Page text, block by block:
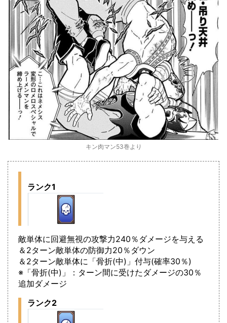
キン肉マン53巻より
ランク1
敵単体に回避無視の攻撃力240％ダメージを与える
＆2ターン敵単体の防御力20％ダウン
＆2ターン敵単体に「骨折(中)」付与(確率30％)
※「骨折(中)」：ターン間に受けたダメージの30％
追加ダメージ
ランク2